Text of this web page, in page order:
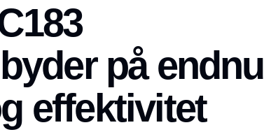
på endnu
effektivitet